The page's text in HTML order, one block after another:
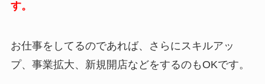
す。
お仕事をしてるのであれば、さらにスキルアッ
プ、事業拡大、新規開店などをするのもOKです。